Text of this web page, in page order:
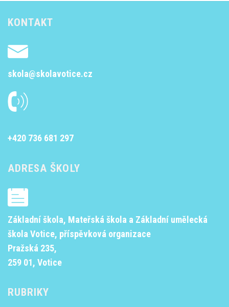
KONTAKT
skola@skolavotice.cz
+420 736 681 297
ADRESA ŠKOLY
Základní škola, Mateřská škola a Základní umělecká
škola Votice, příspěvková organizace
Pražská 235,
259 01, Votice
RUBRIKY